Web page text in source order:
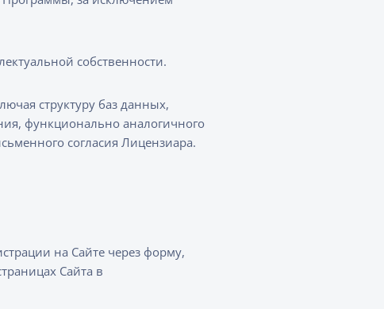
собственности.
структуру баз данных,
функционально аналогичного
согласия Лицензиара.
на Сайте через форму,
Сайта в